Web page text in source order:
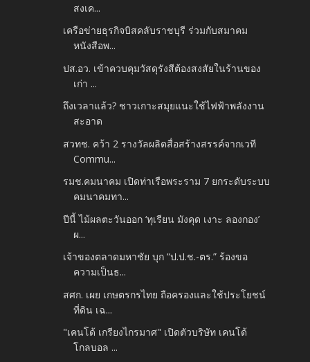
สงเค...
เครือข่ายธุรกิจบิสคลับราชบุรี ร่วมกับสมาคม
หนังสือพ...
ปส.อว. เข้าควบคุมวัสดุรังสีต้องสงสัยในร้านของ
เก่า ...
ถึงเวลาแล้ว? ชาวเกาะสมุยแนะใช้ไฟฟ้าพลังงาน
สะอาด
สวทช. คว้า 2 รางวัลผลิตสื่อสร้างสรรค์จากเวที
Commu...
รมช.คมนาคม เปิดท่าเรือพระราม 7 ยกระดับระบบ
คมนาคมทา...
ปีนี้ ไม้ผลตะวันออก ‘ทุเรียน มังคุด เงาะ ลองกอง’
ผ...
เจ้าของตลาดมหาชัย บุก “ป.ป.ช.-ตร.” ร้องขอ
ความเป็นธ...
สศก. เผย เกษตรกรไทย ถือครองและใช้ประโยชน์
ที่ดิน เฉ...
"เคนโด้ เกรียงไกรมาศ" เปิดตัวบริษัท เคนโด้
โกลบอล ...